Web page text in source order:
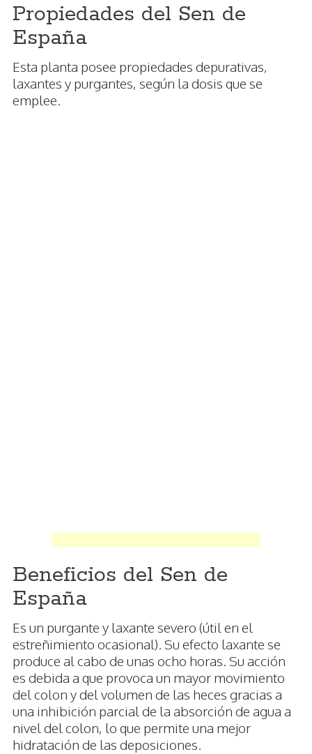
Propiedades del Sen de
España
Esta planta posee propiedades depurativas,
laxantes y purgantes, según la dosis que se
emplee.
Beneficios del Sen de
España
Es un purgante y laxante severo (útil en el
estreñimiento ocasional). Su efecto laxante se
produce al cabo de unas ocho horas. Su acción
es debida a que provoca un mayor movimiento
del colon y del volumen de las heces gracias a
una inhibición parcial de la absorción de agua a
nivel del colon, lo que permite una mejor
hidratación de las deposiciones.